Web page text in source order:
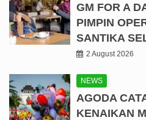
GM FOR A
PIMPIN
SANTIKA
2 August 2026
NEWS
AGODA
KENAIKAN